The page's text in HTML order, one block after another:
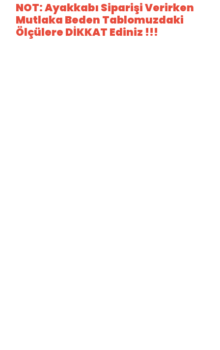
NOT: Ayakkabı Siparişi Verirken
Mutlaka Beden Tablomuzdaki
Ölçülere DİKKAT Ediniz !!!